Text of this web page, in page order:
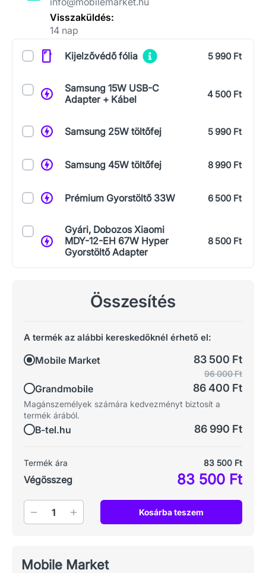
Visszaküldés:
14 nap
KiegészítőkKijelzővédő fólia 5 990 Ft
Samsung 15W USB-C
Adapter + Kábel
4 500 Ft
Samsung 25W töltőfej 5 990 Ft
Samsung 45W töltőfej 8 990 Ft
Prémium Gyorstöltő 33W 6 500 Ft
Gyári, Dobozos Xiaomi
MDY-12-EH 67W Hyper
Gyorstöltő Adapter
8 500 Ft
Összesítés
A termék az alábbi kereskedőknél érhető el:
Mobile Market 83 500 Ft
Grandmobile
96 000 Ft
86 400 Ft
Magánszemélyek számára kedvezményt biztosít a
termék árából.
B-tel.hu 86 990 Ft
Termék ára 83 500 Ft
Végösszeg 83 500 Ft
Mennyiség Kosárba teszem
Mobile Market